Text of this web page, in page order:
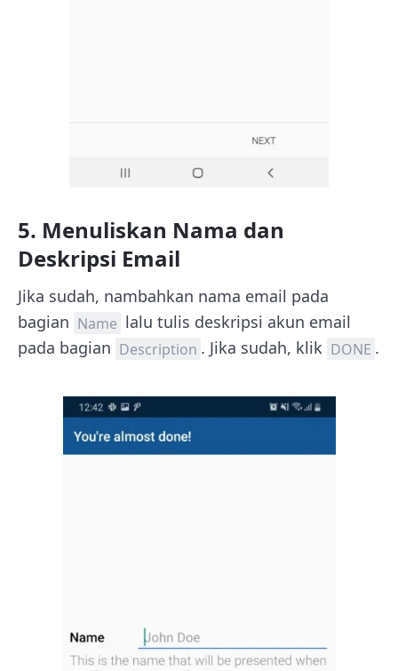
5. Menuliskan Nama dan
Deskripsi Email
Jika sudah, nambahkan nama email pada
bagian Name lalu tulis deskripsi akun email
pada bagian Description . Jika sudah, klik DONE .